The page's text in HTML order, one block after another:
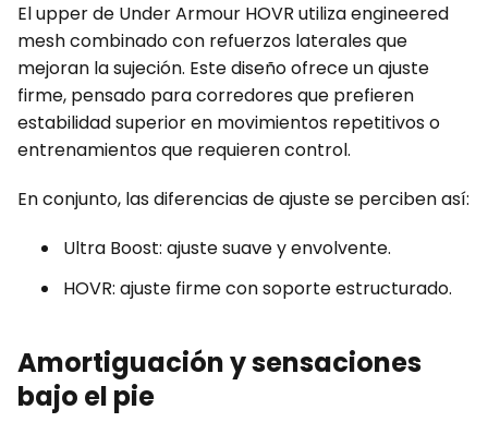
El upper de Under Armour HOVR utiliza engineered
mesh combinado con refuerzos laterales que
mejoran la sujeción. Este diseño ofrece un ajuste
firme, pensado para corredores que prefieren
estabilidad superior en movimientos repetitivos o
entrenamientos que requieren control.
En conjunto, las diferencias de ajuste se perciben así:
Ultra Boost: ajuste suave y envolvente.
HOVR: ajuste firme con soporte estructurado.
Amortiguación y sensaciones
bajo el pie